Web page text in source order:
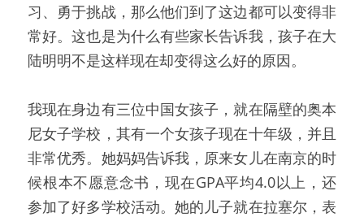
习、勇于挑战，那么他们到了这边都可以变得非
常好。这也是为什么有些家长告诉我，孩子在大
陆明明不是这样现在却变得这么好的原因。
我现在身边有三位中国女孩子，就在隔壁的奥本
尼女子学校，其有一个女孩子现在十年级，并且
非常优秀。她妈妈告诉我，原来女儿在南京的时
候根本不愿意念书，现在GPA平均4.0以上，还
参加了好多学校活动。她的儿子就在拉塞尔，表